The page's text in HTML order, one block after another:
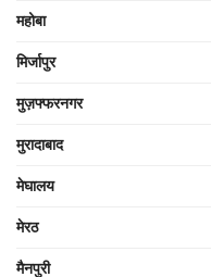
महोबा
मिर्जापुर
मुज़फ्फरनगर
मुरादाबाद
मेघालय
मेरठ
मैनपुरी